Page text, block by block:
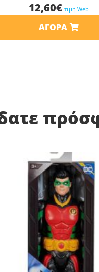
12,60€ τιμή Web
ΑΓΟΡΆ